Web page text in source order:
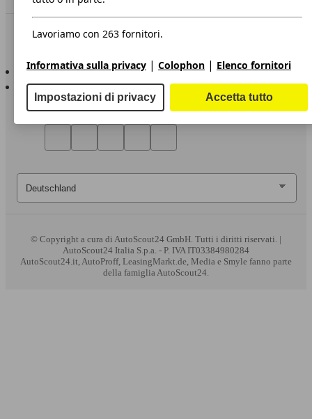
Sempre con te
AutoScout24 per iOS
AutoScout24 per Android
© Copyright a cura di AutoScout24 GmbH. Tutti i diritti riservati. |
AutoScout24 Italia S.p.a. - P. IVA IT03384980284
AutoScout24.it, AutoProff, LeasingMarkt.de, Media e Smyle fanno parte
della famiglia AutoScout24.
Lavoriamo con 263 fornitori.
Informativa sulla privacy | Colophon | Elenco fornitori
Impostazioni di privacy Accetta tutto